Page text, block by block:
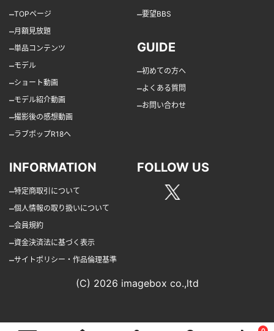
–TOPページ
–月額見放題
–単品コンテンツ
–モデル
–ショート動画
–モデル紹介動画
–撮影後の感想動画
–ラブポップR18へ
–要望BBS
GUIDE
–初めての方へ
–よくある質問
–お問い合わせ
INFORMATION
–特定商取引について
–個人情報の取り扱いについて
–会員規約
–資金決済法に基づく表示
–サイトポリシー・作品倫理基準
FOLLOW US
(C) 2026 imagebox co.,ltd